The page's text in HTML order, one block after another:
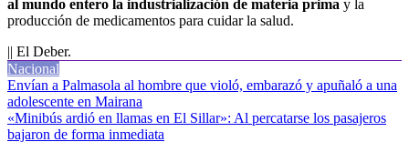
al mundo entero la industrialización de materia prima y la
producción de medicamentos para cuidar la salud.
|| El Deber.
Nacional
Navegación
de
Envían a Palmasola al hombre que violó, embarazó y apuñaló a una
adolescente en Mairana
«Minibús ardió en llamas en El Sillar»: Al percatarse los pasajeros
bajaron de forma inmediata